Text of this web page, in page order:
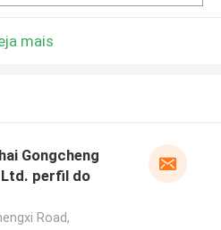
mais
Gongcheng
perfil do
Road,